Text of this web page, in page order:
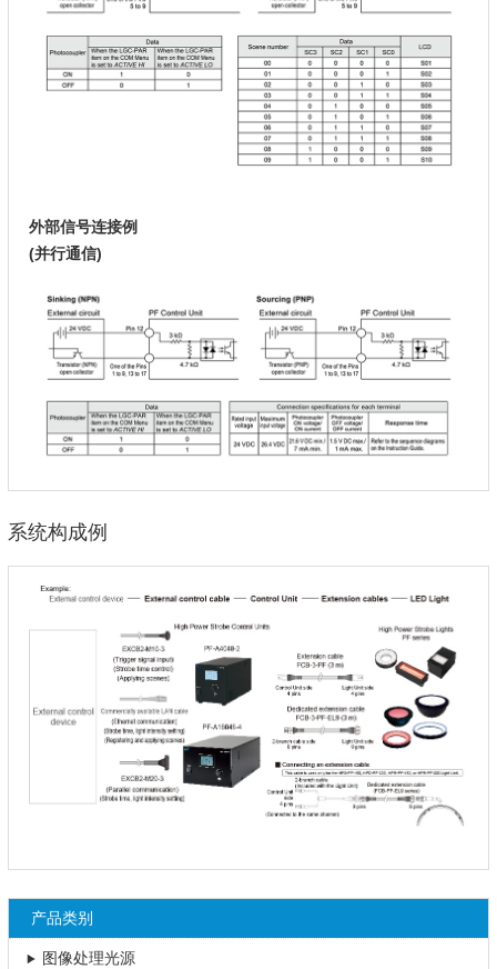
外部信号连接例
(并行通信)
系统构成例
产品类别
图像处理光源